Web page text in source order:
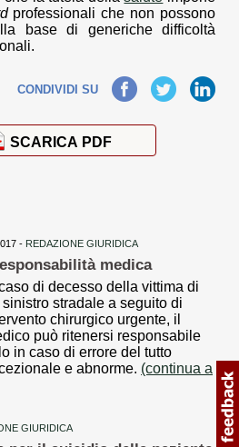
professionali che non possono
base di generiche difficoltà
CONDIVIDI SUFacebook TwitterLinkedIn
SCARICA PDF
- REDAZIONE GIURIDICA
medica
caso di decesso della vittima di
sinistro stradale a seguito di
chirurgico urgente, il
può ritenersi responsabile
in caso di errore del tutto
e abnorme. (continua a
GIURIDICA